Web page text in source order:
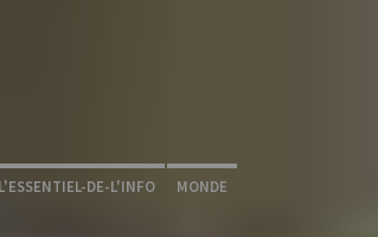
L'ESSENTIEL-DE-L'INFO MONDE